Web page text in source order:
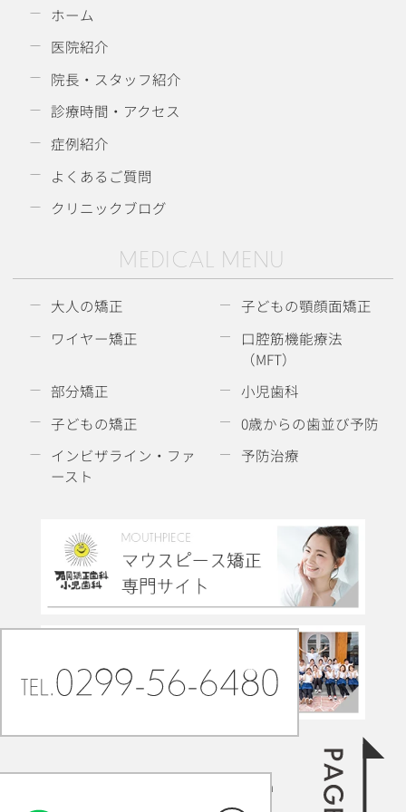
ホーム
医院紹介
院長・スタッフ紹介
診療時間・アクセス
症例紹介
よくあるご質問
クリニックブログ
MEDICAL MENU
大人の矯正
子どもの顎顔面矯正
ワイヤー矯正
口腔筋機能療法
（MFT）
部分矯正
小児歯科
子どもの矯正
0歳からの歯並び予防
インビザライン・ファ
ースト
予防治療
©ishiokadental.com